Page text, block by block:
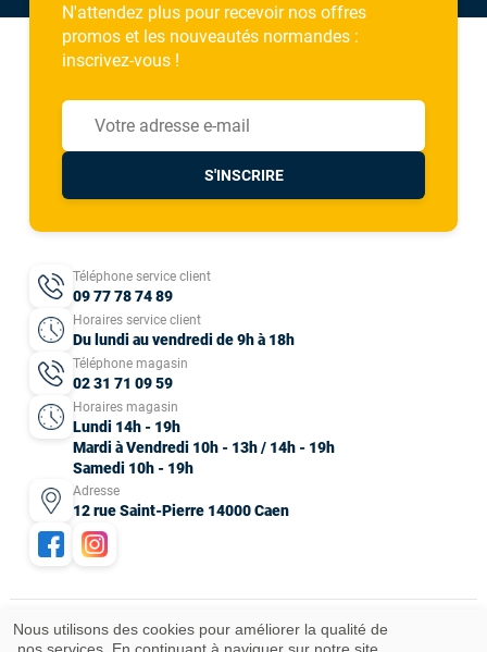
N'attendez plus pour recevoir nos offres
promos et les nouveautés normandes :
inscrivez-vous !
S'INSCRIRE
Téléphone service client
09 77 78 74 89
Horaires service client
Du lundi au vendredi de 9h à 18h
Téléphone magasin
02 31 71 09 59
Horaires magasin
Lundi 14h - 19h
Mardi à Vendredi 10h - 13h / 14h - 19h
Samedi 10h - 19h
Adresse
12 rue Saint-Pierre 14000 Caen
Nous utilisons des cookies pour améliorer la qualité de
Mentions légales CGV Données personnelles